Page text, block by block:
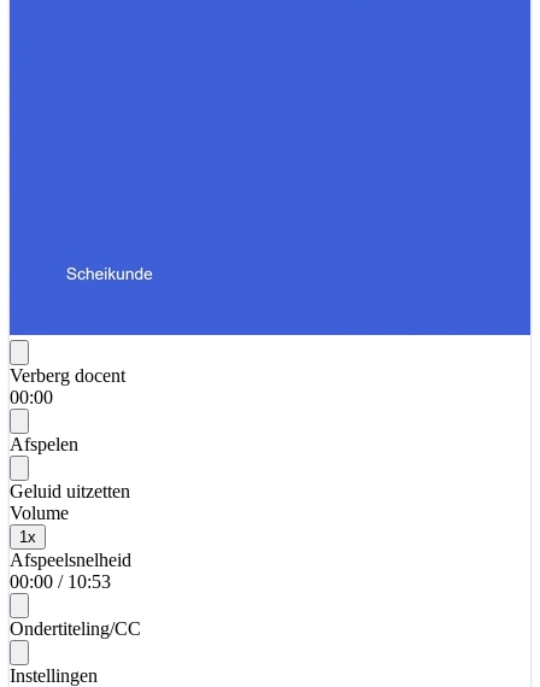
Verberg docent
00:00
Afspelen
Geluid uitzetten
Volume
1 x
Afspeelsnelheid
00:00 / 10:53
Ondertiteling/CC
Instellingen